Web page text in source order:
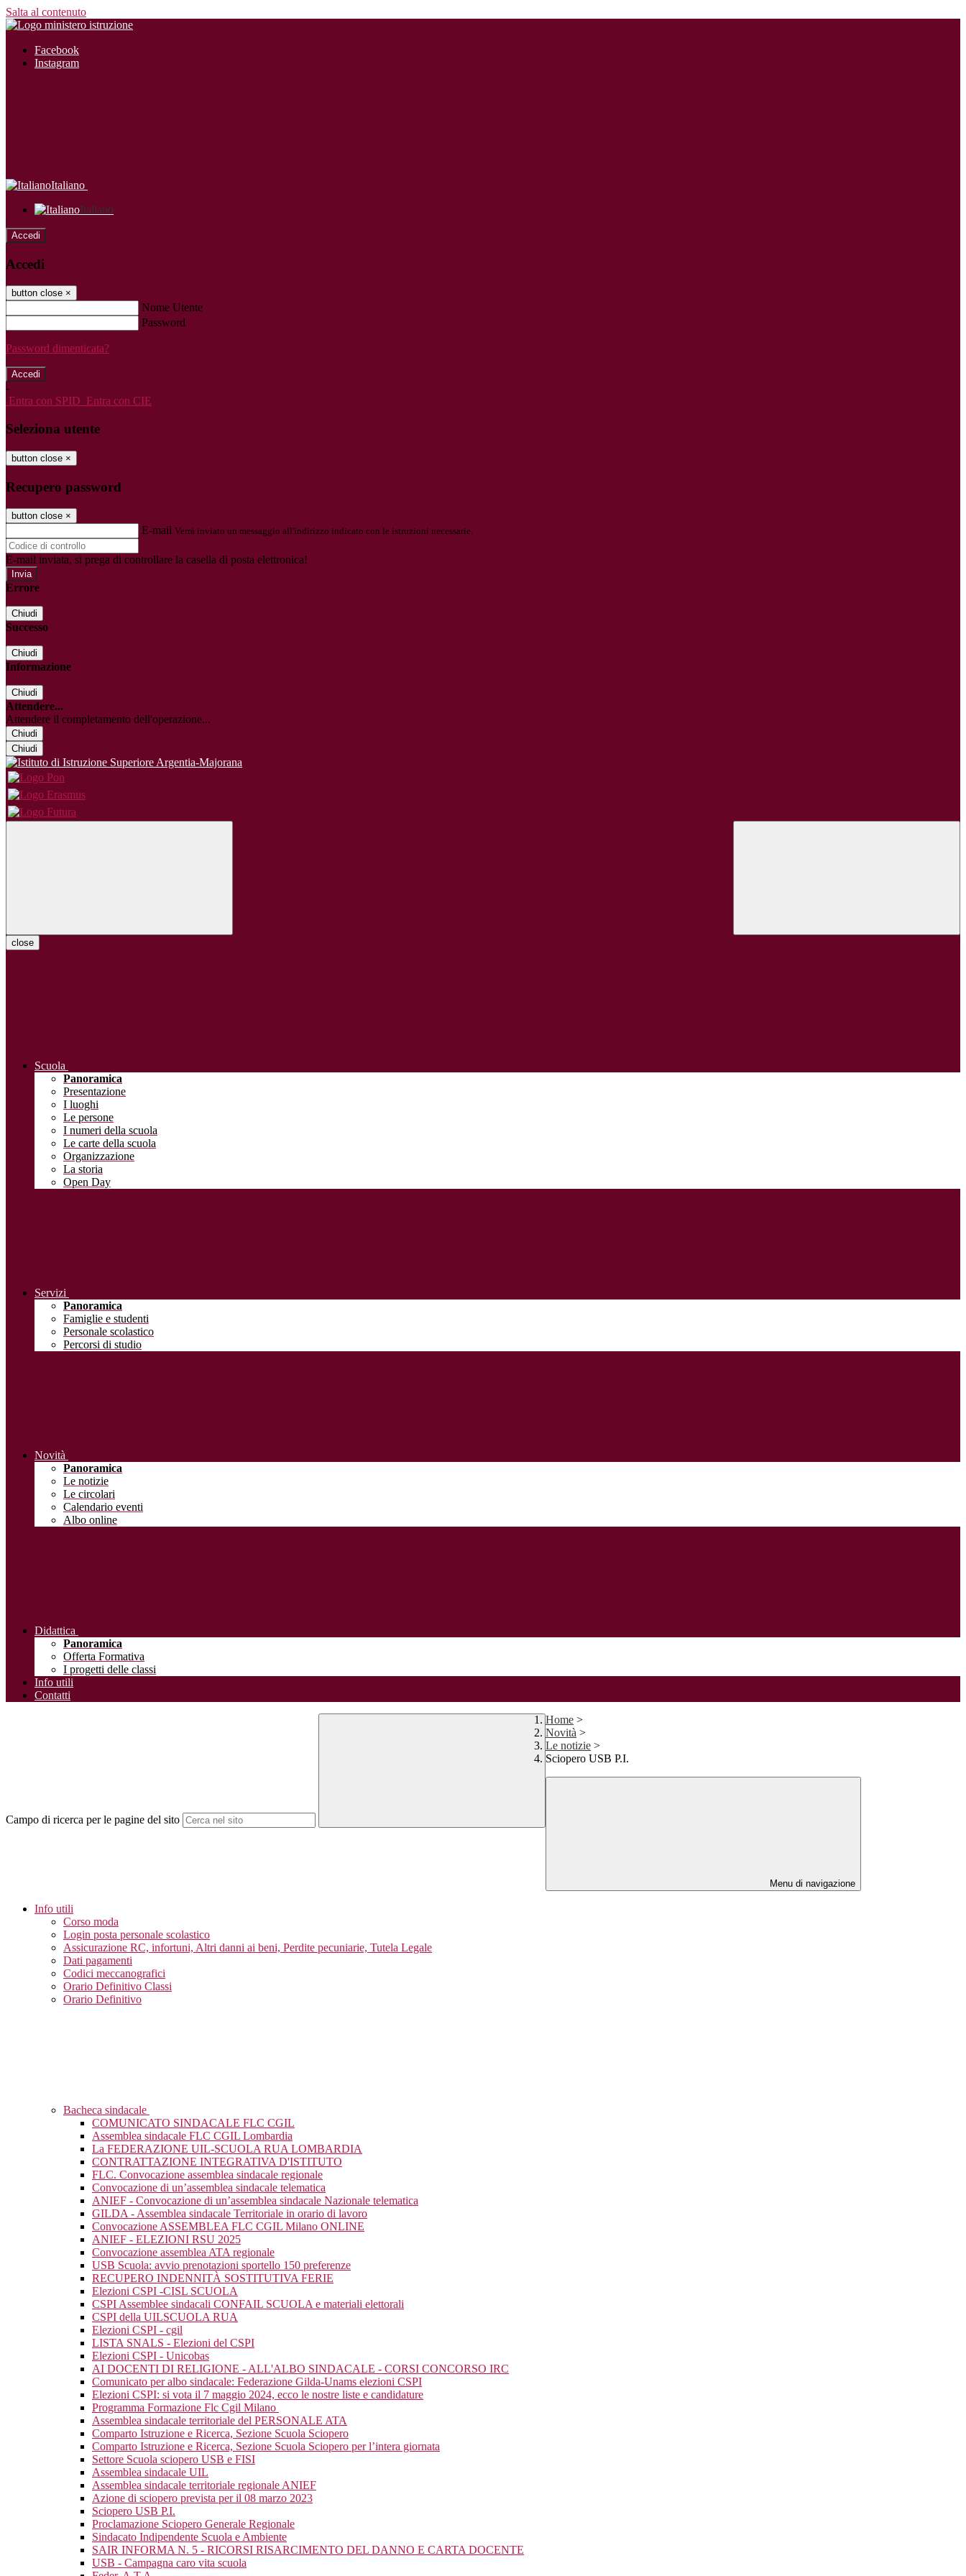
Salta al contenuto
Facebook
Instagram
Italiano
Italiano
Accedi
Accedi
button close ×
Nome Utente
Password
Password dimenticata?
-
Entra con SPID Entra con CIE
Seleziona utente
button close ×
Recupero password
button close ×
E-mail Verrà inviato un messaggio all'indirizzo indicato con le istruzioni necessarie.
E-mail inviata, si prega di controllare la casella di posta elettronica!
Errore
Chiudi
Successo
Chiudi
Informazione
Chiudi
Attendere...
Attendere il completamento dell'operazione...
Chiudi
Chiudi
close
Scuola
Panoramica
Presentazione
I luoghi
Le persone
I numeri della scuola
Le carte della scuola
Organizzazione
La storia
Open Day
Servizi
Panoramica
Famiglie e studenti
Personale scolastico
Percorsi di studio
Novità
Panoramica
Le notizie
Le circolari
Calendario eventi
Albo online
Didattica
Panoramica
Offerta Formativa
I progetti delle classi
Info utili
Contatti
Campo di ricerca per le pagine del sito
Home >
Novità >
Le notizie >
Sciopero USB P.I.
Menu di navigazione
Info utili
Corso moda
Login posta personale scolastico
Assicurazione RC, infortuni, Altri danni ai beni, Perdite pecuniarie, Tutela Legale
Dati pagamenti
Codici meccanografici
Orario Definitivo Classi
Orario Definitivo
Bacheca sindacale
COMUNICATO SINDACALE FLC CGIL
Assemblea sindacale FLC CGIL Lombardia
La FEDERAZIONE UIL-SCUOLA RUA LOMBARDIA
CONTRATTAZIONE INTEGRATIVA D'ISTITUTO
FLC. Convocazione assemblea sindacale regionale
Convocazione di un’assemblea sindacale telematica
ANIEF - Convocazione di un’assemblea sindacale Nazionale telematica
GILDA - Assemblea sindacale Territoriale in orario di lavoro
Convocazione ASSEMBLEA FLC CGIL Milano ONLINE
ANIEF - ELEZIONI RSU 2025
Convocazione assemblea ATA regionale
USB Scuola: avvio prenotazioni sportello 150 preferenze
RECUPERO INDENNITÀ SOSTITUTIVA FERIE
Elezioni CSPI -CISL SCUOLA
CSPI Assemblee sindacali CONFAIL SCUOLA e materiali elettorali
CSPI della UILSCUOLA RUA
Elezioni CSPI - cgil
LISTA SNALS - Elezioni del CSPI
Elezioni CSPI - Unicobas
AI DOCENTI DI RELIGIONE - ALL'ALBO SINDACALE - CORSI CONCORSO IRC
Comunicato per albo sindacale: Federazione Gilda-Unams elezioni CSPI
Elezioni CSPI: si vota il 7 maggio 2024, ecco le nostre liste e candidature
Programma Formazione Flc Cgil Milano
Assemblea sindacale territoriale del PERSONALE ATA
Comparto Istruzione e Ricerca, Sezione Scuola Sciopero
Comparto Istruzione e Ricerca, Sezione Scuola Sciopero per l’intera giornata
Settore Scuola sciopero USB e FISI
Assemblea sindacale UIL
Assemblea sindacale territoriale regionale ANIEF
Azione di sciopero prevista per il 08 marzo 2023
Sciopero USB P.I.
Proclamazione Sciopero Generale Regionale
Sindacato Indipendente Scuola e Ambiente
SAIR INFORMA N. 5 - RICORSI RISARCIMENTO DEL DANNO E CARTA DOCENTE
USB - Campagna caro vita scuola